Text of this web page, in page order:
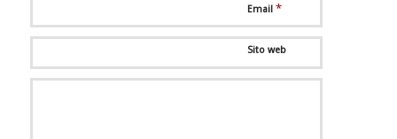
Email *
Sito web